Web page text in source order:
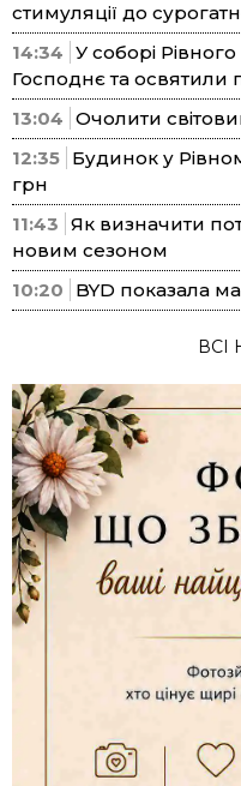
стимуляції до
14:34 У соборі
Господнє та освятили
13:04 Очолити
12:35 Будинок у
грн
11:43 Як визначити
новим сезоном
10:20
BYD показала